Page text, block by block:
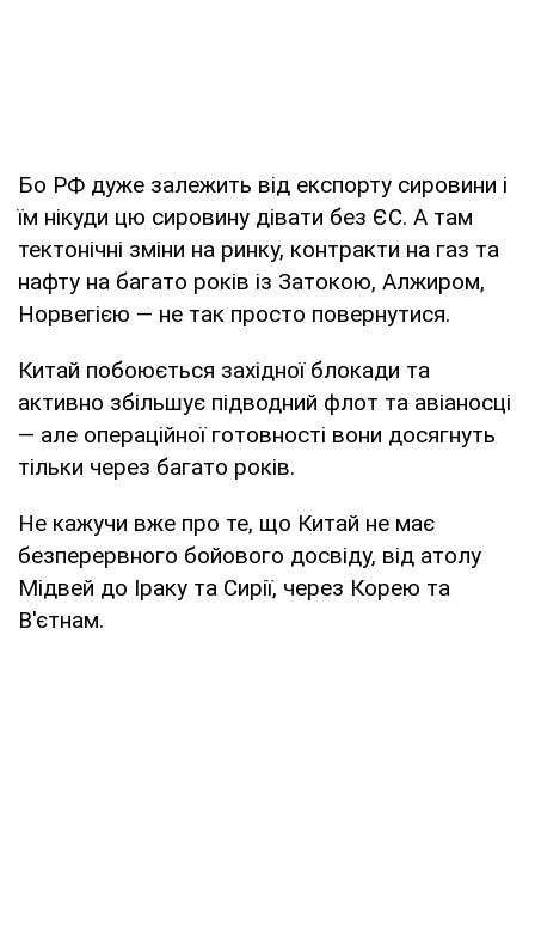
Бо РФ дуже залежить від експорту сировини і
їм нікуди цю сировину дівати без ЄС. А там
тектонічні зміни на ринку, контракти на газ та
нафту на багато років із Затокою, Алжиром,
Норвегією — не так просто повернутися.
Китай побоюється західної блокади та
активно збільшує підводний флот та авіаносці
— але операційної готовності вони досягнуть
тільки через багато років.
Не кажучи вже про те, що Китай не має
безперервного бойового досвіду, від атолу
Мідвей до Іраку та Сирії, через Корею та
В'єтнам.